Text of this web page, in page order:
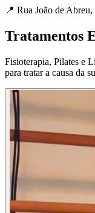
📍 Rua João de
Tratamentos
Fisioterapia, Pilates e
para tratar a causa da